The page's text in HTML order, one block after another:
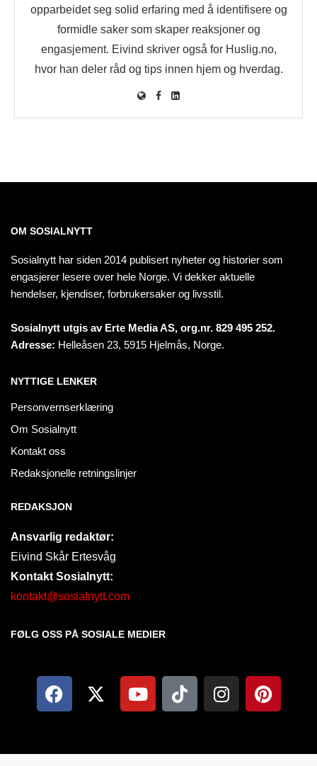
opparbeidet seg solid erfaring med å identifisere og
formidle saker som skaper reaksjoner og
engasjement. Eivind skriver også for Huslig.no,
hvor han deler råd og tips innen hjem og hverdag.
OM SOSIALNYTT
Sosialnytt har siden 2014 publisert nyheter og historier som
engasjerer lesere over hele Norge. Vi dekker aktuelle
hendelser, kjendiser, forbrukersaker og livsstil.
Sosialnytt utgis av Erte Media AS, org.nr. 829 495 252.
Adresse: Helleåsen 23, 5915 Hjelmås, Norge.
NYTTIGE LENKER
Personvernserklæring
Om Sosialnytt
Kontakt oss
Redaksjonelle retningslinjer
REDAKSJON
Ansvarlig redaktør:
Eivind Skår Ertesvåg
Kontakt Sosialnytt:
kontakt@sosialnytt.com
FØLG OSS PÅ SOSIALE MEDIER​